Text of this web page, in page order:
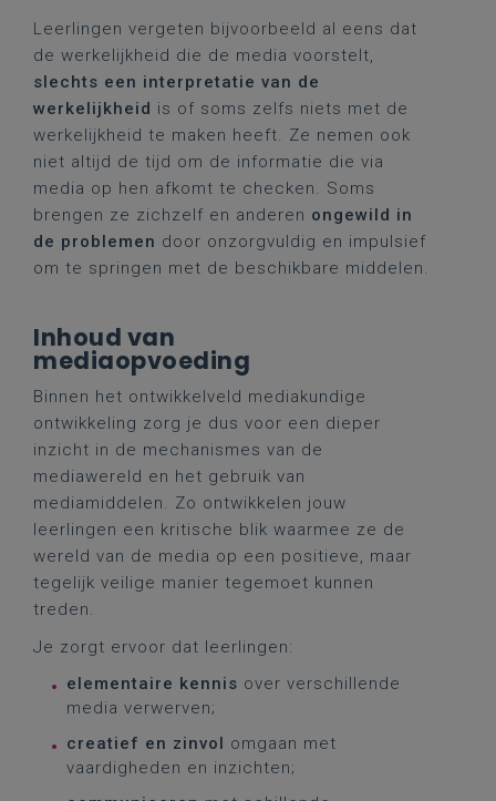
Leerlingen vergeten bijvoorbeeld al eens dat
de werkelijkheid die de media voorstelt,
slechts een interpretatie van de
werkelijkheid is of soms zelfs niets met de
werkelijkheid te maken heeft. Ze nemen ook
niet altijd de tijd om de informatie die via
media op hen afkomt te checken. Soms
brengen ze zichzelf en anderen ongewild in
de problemen door onzorgvuldig en impulsief
om te springen met de beschikbare middelen.
Inhoud van
mediaopvoeding
Binnen het ontwikkelveld mediakundige
ontwikkeling zorg je dus voor een dieper
inzicht in de mechanismes van de
mediawereld en het gebruik van
mediamiddelen. Zo ontwikkelen jouw
leerlingen een kritische blik waarmee ze de
wereld van de media op een positieve, maar
tegelijk veilige manier tegemoet kunnen
treden.
Je zorgt ervoor dat leerlingen:
elementaire kennis over verschillende
media verwerven;
creatief en zinvol omgaan met
vaardigheden en inzichten;